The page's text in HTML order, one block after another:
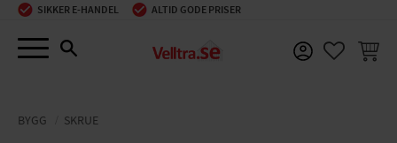
Menu
SIKKER E-HANDEL ALTID GODE PRISER
BYGG SKRUE